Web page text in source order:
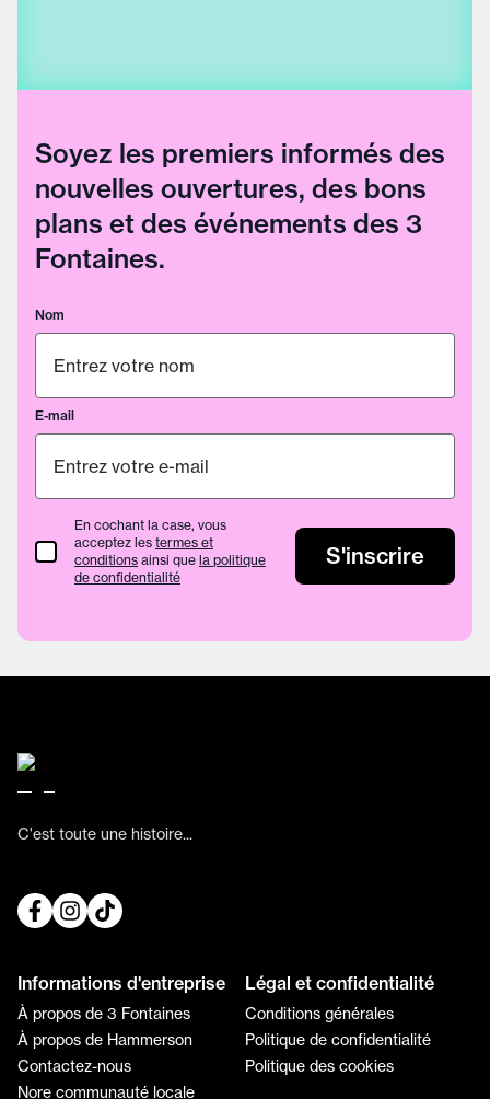
Soyez les premiers informés des
nouvelles ouvertures, des bons
plans et des événements des 3
Fontaines.
Nom
E-mail
termes et conditions
En cochant la case, vous
acceptez les termes et
conditions ainsi que la politique
de confidentialité
S'inscrire
C'est toute une histoire...
Informations d'entreprise
À propos de 3 Fontaines
À propos de Hammerson
Contactez-nous
Nore communauté locale
Légal et confidentialité
Conditions générales
Politique de confidentialité
Politique des cookies